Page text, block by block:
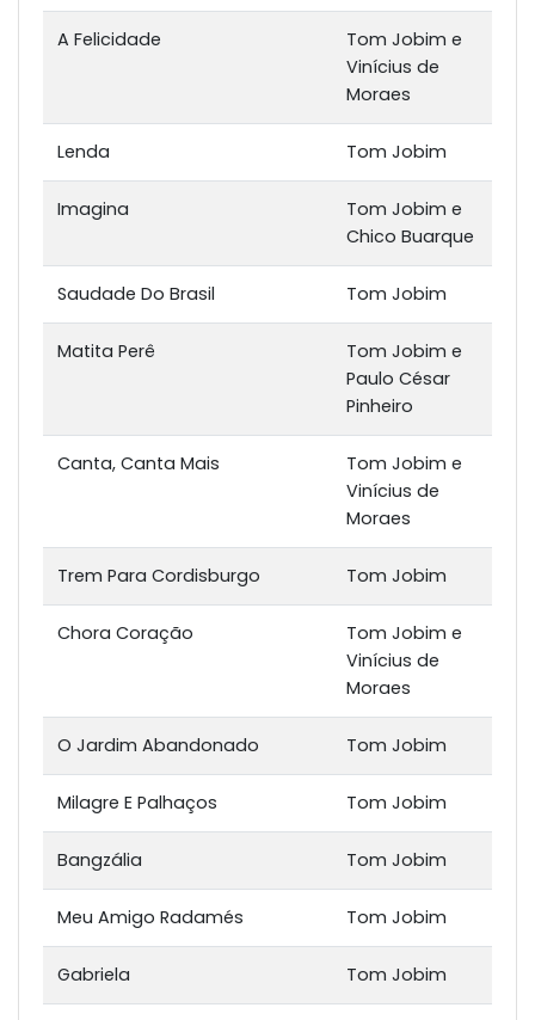
A Felicidade
Tom Jobim e
Vinícius de
Moraes
Lenda Tom Jobim
Imagina
Tom Jobim e
Chico Buarque
Saudade Do Brasil Tom Jobim
Matita Perê
Tom Jobim e
Paulo César
Pinheiro
Canta, Canta Mais
Tom Jobim e
Vinícius de
Moraes
Trem Para Cordisburgo Tom Jobim
Chora Coração
Tom Jobim e
Vinícius de
Moraes
O Jardim Abandonado Tom Jobim
Milagre E Palhaços Tom Jobim
Bangzália Tom Jobim
Meu Amigo Radamés Tom Jobim
Gabriela Tom Jobim